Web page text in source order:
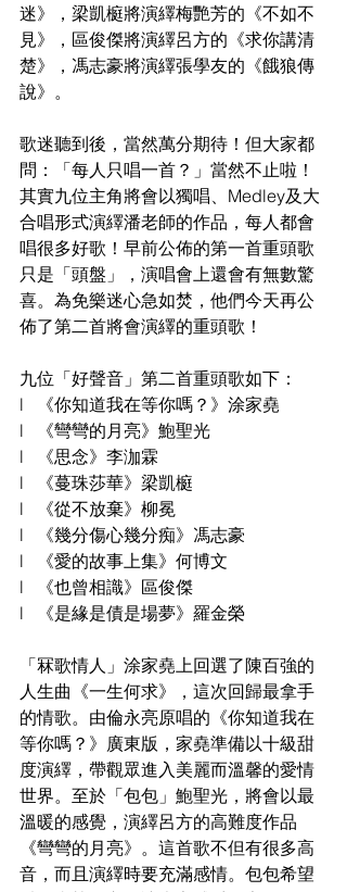
迷》，梁凱榳將演繹梅艷芳的《不如不
見》，區俊傑將演繹呂方的《求你講清
楚》，馮志豪將演繹張學友的《餓狼傳
說》。
歌迷聽到後，當然萬分期待！但大家都
問：「每人只唱一首？」當然不止啦！
其實九位主角將會以獨唱、Medley及大
合唱形式演繹潘老師的作品，每人都會
唱很多好歌！早前公佈的第一首重頭歌
只是「頭盤」，演唱會上還會有無數驚
喜。為免樂迷心急如焚，他們今天再公
佈了第二首將會演繹的重頭歌！
九位「好聲音」第二首重頭歌如下：
l   《你知道我在等你嗎？》涂家堯
l   《彎彎的月亮》鮑聖光
l   《思念》李泇霖
l   《蔓珠莎華》梁凱榳
l   《從不放棄》柳冕
l   《幾分傷心幾分痴》馮志豪
l   《愛的故事上集》何博文
l   《也曾相識》區俊傑
l   《是緣是債是場夢》羅金榮
「冧歌情人」涂家堯上回選了陳百強的
人生曲《一生何求》，這次回歸最拿手
的情歌。由倫永亮原唱的《你知道我在
等你嗎？》廣東版，家堯準備以十級甜
度演繹，帶觀眾進入美麗而溫馨的愛情
世界。至於「包包」鮑聖光，將會以最
溫暖的感覺，演繹呂方的高難度作品
《彎彎的月亮》。這首歌不但有很多高
音，而且演繹時要充滿感情。包包希望